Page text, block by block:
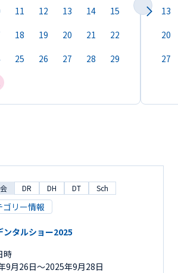
11 12 13 14
15
18 19 20 21
22
25 26 27 28
29
13
20
27
DR DH DT Sch
ゴリー情報
ンタルショー2025
時
9月26日〜2025年9月28日